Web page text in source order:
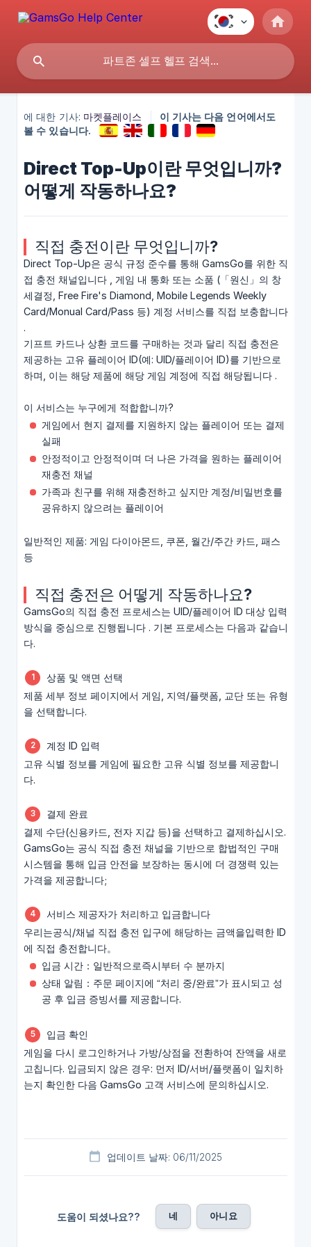
에 대한 기사: 마켓플레이스
이 기사는 다음 언어에서도
볼 수 있습니다.
Direct Top-Up이란 무엇입니까?
어떻게 작동하나요?
직접 충전이란 무엇입니까?
Direct Top-Up은 공식 규정 준수를 통해 GamsGo를 위한 직
접 충전 채널입니다 , 게임 내 통화 또는 소품 (「원신」의 창
세결정, Free Fire's Diamond, Mobile Legends Weekly
Card/Monual Card/Pass 등) 계정 서비스를 직접 보충합니다
.
기프트 카드나 상환 코드를 구매하는 것과 달리 직접 충전은
제공하는 고유 플레이어 ID(예: UID/플레이어 ID)를 기반으로
하며, 이는 해당 제품에 해당 게임 계정에 직접 해당됩니다 .
이 서비스는 누구에게 적합합니까?
게임에서 현지 결제를 지원하지 않는 플레이어 또는 결제
실패
안정적이고 안정적이며 더 나은 가격을 원하는 플레이어
재충전 채널
가족과 친구를 위해 재충전하고 싶지만 계정/비밀번호를
공유하지 않으려는 플레이어
일반적인 제품: 게임 다이아몬드, 쿠폰, 월간/주간 카드, 패스
등
직접 충전은 어떻게 작동하나요?
GamsGo의 직접 충전 프로세스는 UID/플레이어 ID 대상 입력
방식을 중심으로 진행됩니다 . 기본 프로세스는 다음과 같습니
다.
상품 및 액면 선택
제품 세부 정보 페이지에서 게임, 지역/플랫폼, 교단 또는 유형
을 선택합니다.
계정 ID 입력
고유 식별 정보를 게임에 필요한 고유 식별 정보를 제공합니
다.
결제 완료
결제 수단(신용카드, 전자 지갑 등)을 선택하고 결제하십시오.
GamsGo는 공식 직접 충전 채널을 기반으로 합법적인 구매
시스템을 통해 입금 안전을 보장하는 동시에 더 경쟁력 있는
가격을 제공합니다;
서비스 제공자가 처리하고 입금합니다
우리는공식/채널 직접 충전 입구에 해당하는 금액을입력한 ID
에 직접 충전합니다。
입금 시간：일반적으로즉시부터 수 분까지
상태 알림：주문 페이지에 “처리 중/완료”가 표시되고 성
공 후 입금 증빙서를 제공합니다.
입금 확인
게임을 다시 로그인하거나 가방/상점을 전환하여 잔액을 새로
고칩니다. 입금되지 않은 경우: 먼저 ID/서버/플랫폼이 일치하
는지 확인한 다음 GamsGo 고객 서비스에 문의하십시오.
업데이트 날짜: 06/11/2025
도움이 되셨나요?? 네 아니요